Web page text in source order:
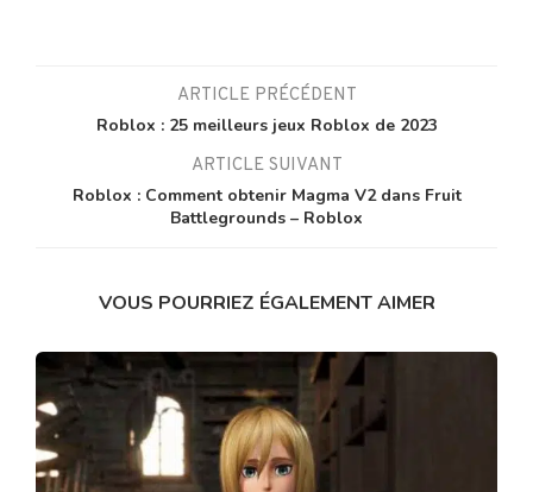
ARTICLE PRÉCÉDENT
Roblox : 25 meilleurs jeux Roblox de 2023
ARTICLE SUIVANT
Roblox : Comment obtenir Magma V2 dans Fruit
Battlegrounds – Roblox
VOUS POURRIEZ ÉGALEMENT AIMER